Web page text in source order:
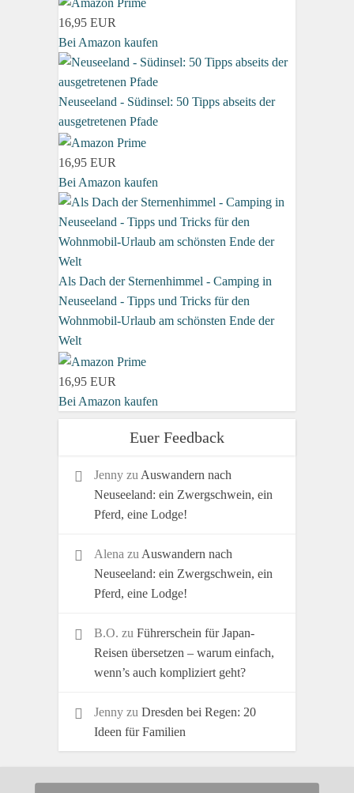
16,95 EUR
Bei Amazon kaufen
Neuseeland - Südinsel: 50 Tipps abseits der
ausgetretenen Pfade
16,95 EUR
Bei Amazon kaufen
Als Dach der Sternenhimmel - Camping in
Neuseeland - Tipps und Tricks für den
Wohnmobil-Urlaub am schönsten Ende der
Welt
16,95 EUR
Bei Amazon kaufen
Euer Feedback
Jenny zu Auswandern nach
Neuseeland: ein Zwergschwein, ein
Pferd, eine Lodge!
Alena zu Auswandern nach
Neuseeland: ein Zwergschwein, ein
Pferd, eine Lodge!
B.O. zu Führerschein für Japan-
Reisen übersetzen – warum einfach,
wenn’s auch kompliziert geht?
Jenny zu Dresden bei Regen: 20
Ideen für Familien